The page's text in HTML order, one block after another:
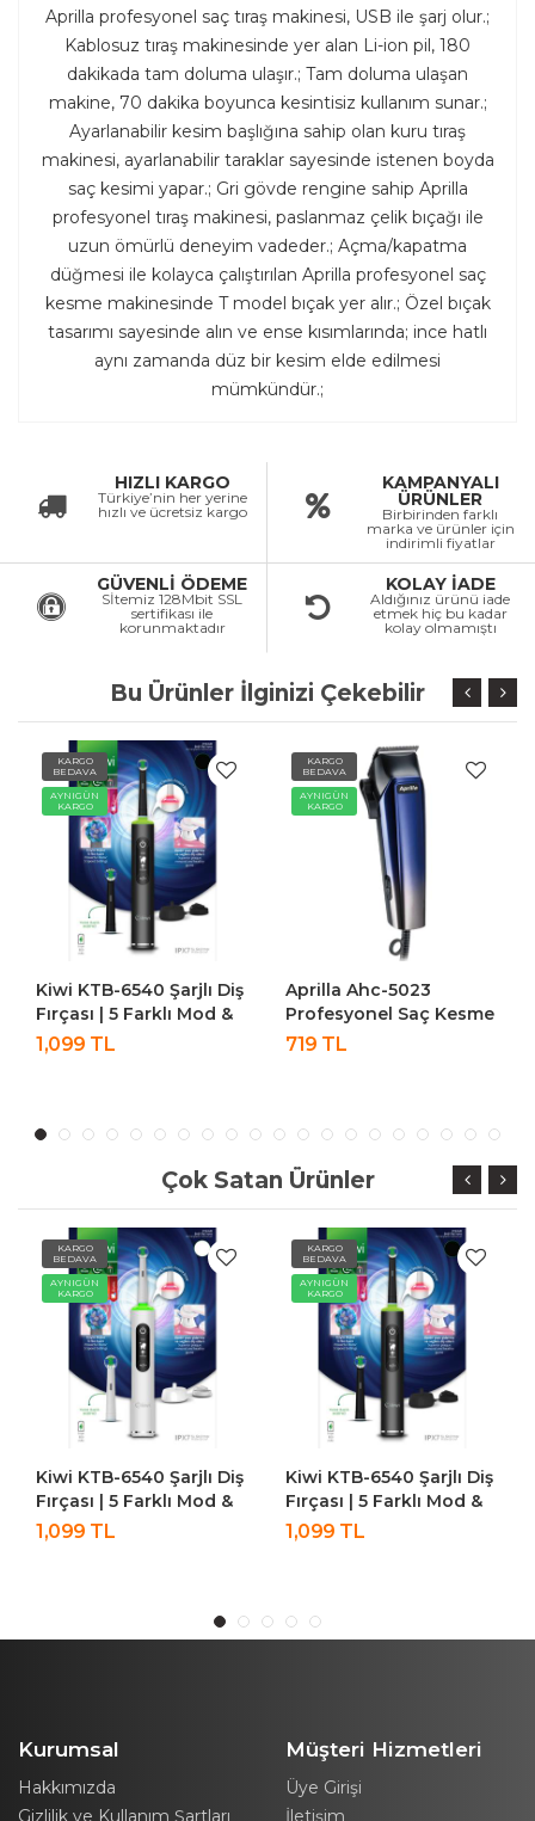
Aprilla profesyonel saç tıraş makinesi, USB ile şarj olur.;
Kablosuz tıraş makinesinde yer alan Li-ion pil, 180
dakikada tam doluma ulaşır.; Tam doluma ulaşan
makine, 70 dakika boyunca kesintisiz kullanım sunar.;
Ayarlanabilir kesim başlığına sahip olan kuru tıraş
makinesi, ayarlanabilir taraklar sayesinde istenen boyda
saç kesimi yapar.; Gri gövde rengine sahip Aprilla
profesyonel tıraş makinesi, paslanmaz çelik bıçağı ile
uzun ömürlü deneyim vadeder.; Açma/kapatma
düğmesi ile kolayca çalıştırılan Aprilla profesyonel saç
kesme makinesinde T model bıçak yer alır.; Özel bıçak
tasarımı sayesinde alın ve ense kısımlarında; ince hatlı
aynı zamanda düz bir kesim elde edilmesi
mümkündür.;
HIZLI KARGO
Türkiye’nin her yerine
hızlı ve ücretsiz kargo
KAMPANYALI
ÜRÜNLER
Birbirinden farklı
marka ve ürünler için
indirimli fiyatlar
GÜVENLİ ÖDEME
Sİtemiz 128Mbit SSL
sertifikası ile
korunmaktadır
KOLAY İADE
Aldığınız ürünü iade
etmek hiç bu kadar
kolay olmamıştı
Bu Ürünler İlginizi Çekebilir
KARGO
BEDAVA
AYNIGÜN
KARGO
Aprilla Ahc-5023
Profesyonel Saç Kesme
Makinesi Saç Sakal
Tıraş Makinesi Saklama
719 TL
KARGO
BEDAVA
AYNIGÜN
KARGO
Kiwi KTB-6540 Şarjlı Diş
Fırçası | 5 Farklı Mod &
LCD Ekran Beyaz
1,099 TL
Çok Satan Ürünler
KARGO
BEDAVA
AYNIGÜN
KARGO
Kiwi KTB-6540 Şarjlı Diş
Fırçası | 5 Farklı Mod &
LCD Ekran Siyah
1,099 TL
KARGO
BEDAVA
AYNIGÜN
KARGO
Kiwi Kfm-8638 Portatif
Katlanabilir 6 Silindirli
Kızılötesi Sıcak Tutmalı
Işıklı Ayak Masaj Aleti
1,299 TL
Kurumsal
Hakkımızda
Gizlilik ve Kullanım Şartları
Müşteri Hizmetleri
Üye Girişi
İletişim